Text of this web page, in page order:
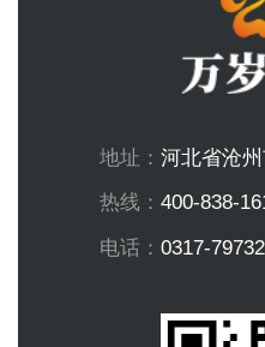
地址：河北省沧
热线：400-838-
电话：0317-